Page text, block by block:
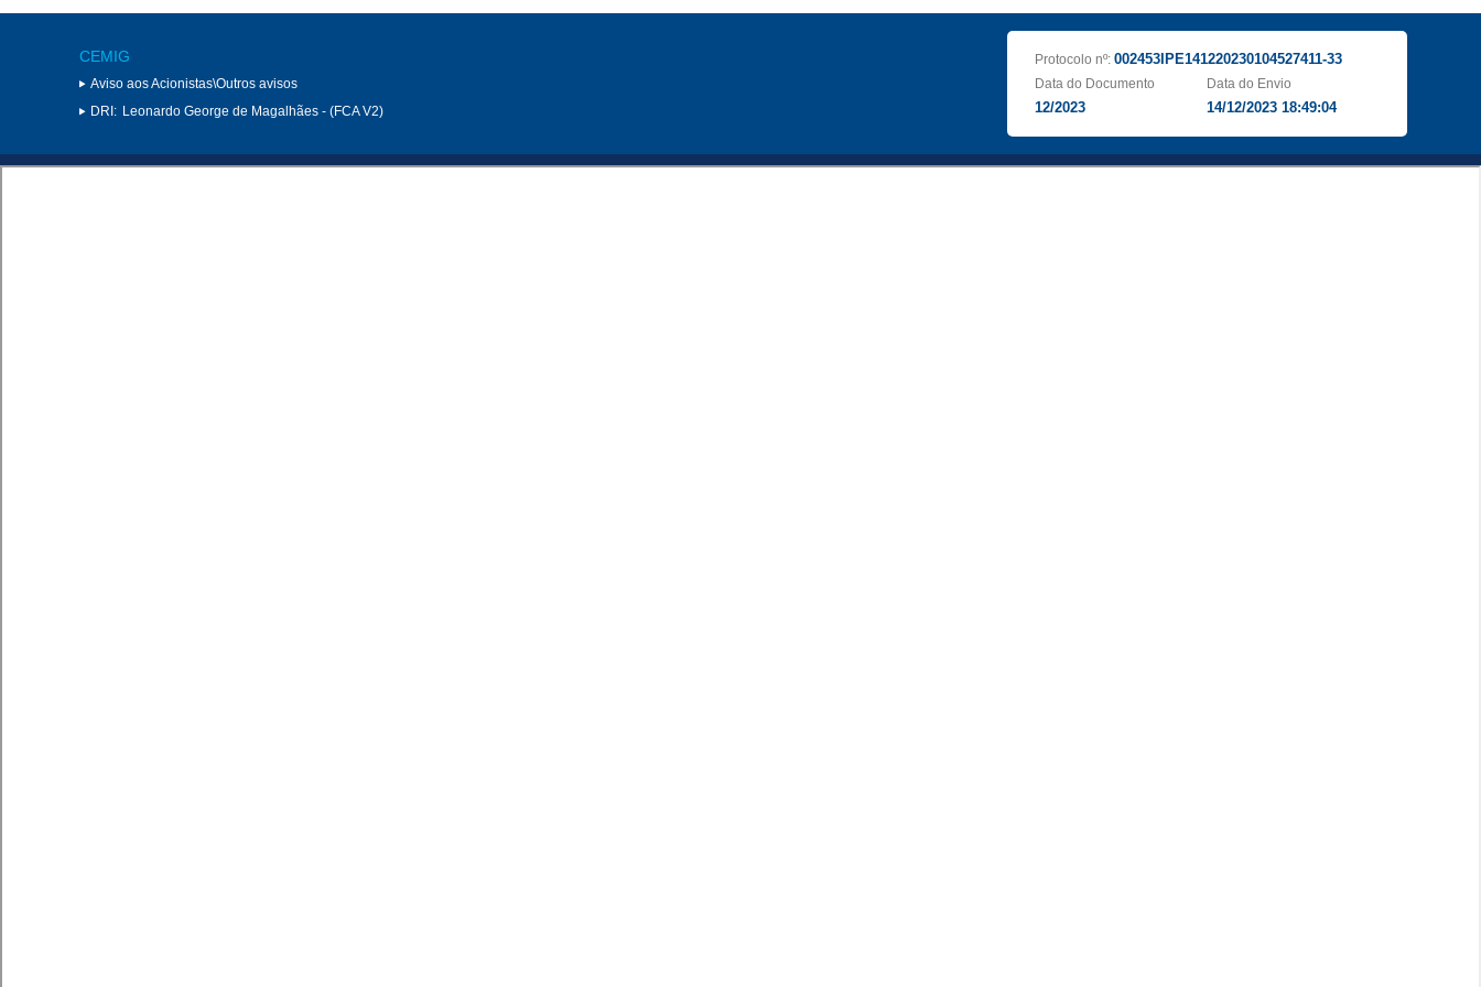
CEMIG
Aviso aos Acionistas\Outros avisos
DRI: Leonardo George de Magalhães - (FCA V2)
Protocolo nº: 002453IPE141220230104527411-33
Data do Documento
12/2023
Data do Envio
14/12/2023 18:49:04